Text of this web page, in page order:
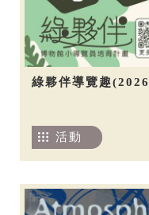
綠夥伴導覽趣
活動